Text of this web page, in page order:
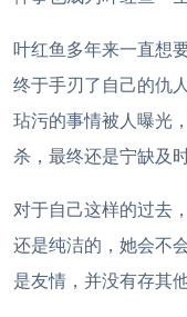
叶红鱼多年来一直想
终于手刃了自己的仇
玷污的事情被人曝光
杀，最终还是宁缺及
对于自己这样的过去
还是纯洁的，她会不
是友情，并没有存其他